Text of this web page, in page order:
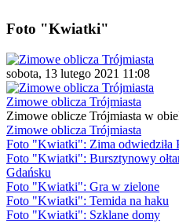
Foto "Kwiatki"
sobota, 13 lutego 2021 11:08
Zimowe oblicza Trójmiasta
Zimowe oblicze Trójmiasta w
Zimowe oblicza Trójmiasta
Foto "Kwiatki": Zima odwiedziła
Foto "Kwiatki": Bursztynowy
Gdańsku
Foto "Kwiatki": Gra w zielone
Foto "Kwiatki": Temida na haku
Foto "Kwiatki": Szklane domy